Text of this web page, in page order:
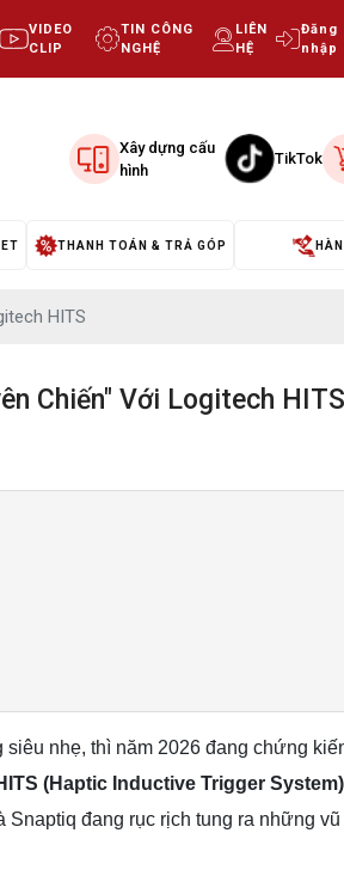
VIDEO
CLIP
TIN CÔNG
NGHỆ
LIÊN
HỆ
Đăng
nhập
Xây dựng cấu
hình
TikTok
THANH TOÁN & TRẢ GÓP
HITS
Chiến" Với Logitech HITS
nhẹ, thì năm 2026 đang chứng
(Haptic Inductive Trigger System)
đang rục rịch tung ra những